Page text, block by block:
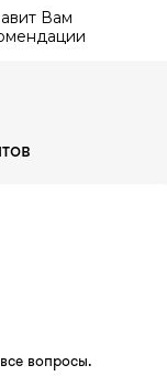
Вам
вопросы.